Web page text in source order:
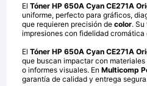
ElTóner HP 650A Cyan CE271A
uniforme, perfecto para gráficos,
que requieren precisión decolor.
impresiones con fidelidad cromática
ElTóner HP 650A Cyan CE271A
que buscan impactar con
o informes visuales. En Multicomp
garantía de calidad y entrega segura.